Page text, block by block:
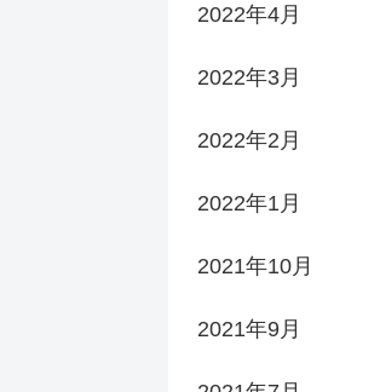
2022年4月
2022年3月
2022年2月
2022年1月
2021年10月
2021年9月